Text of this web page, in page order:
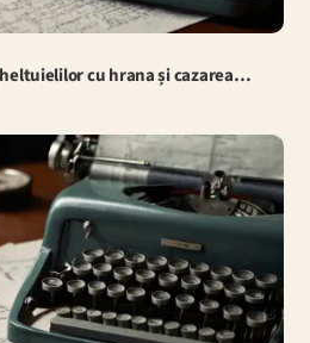
cu hrana și cazarea…